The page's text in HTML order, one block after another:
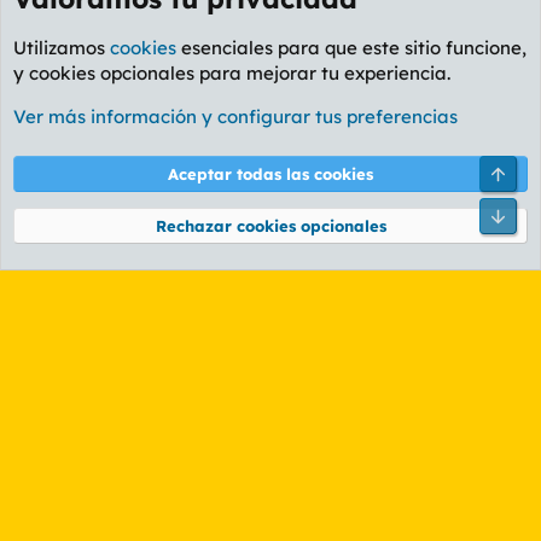
Foro Música
Cookies
PL OLDSTYLE AMARILLO
Términos y reglas Política de privacidad Ayuda
Community platform by XenForo® © 2010-2026 XenForo Ltd.
Utilizamos cookies esenciales para que este sitio funcione,
y cookies opcionales para mejorar tu experiencia.
Ver más información y configurar tus preferencias
Aceptar todas las cookies
Rechazar cookies opcionales
Pie